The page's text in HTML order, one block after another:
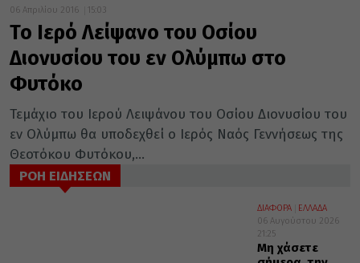
06 Απριλίου 2016 15:03
To Ιερό Λείψανο του Οσίου
Διονυσίου του εν Ολύμπω στο
Φυτόκο
Τεμάχιο του Ιερού Λειψάνου του Οσίου Διονυσίου του
εν Ολύμπω θα υποδεχθεί ο Ιερός Ναός Γεννήσεως της
Θεοτόκου Φυτόκου,...
ΡΟΗ ΕΙΔΗΣΕΩΝ
ΔΙΑΦΟΡΑ
ΕΛΛΑΔΑ
06 Αυγούστου 2026
21:25
Μη χάσετε